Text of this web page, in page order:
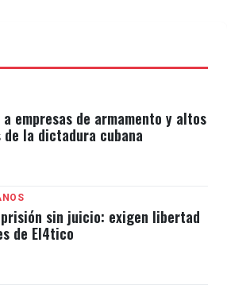
a empresas de armamento y altos
la dictadura cubana
prisión sin juicio: exigen libertad
de El4tico